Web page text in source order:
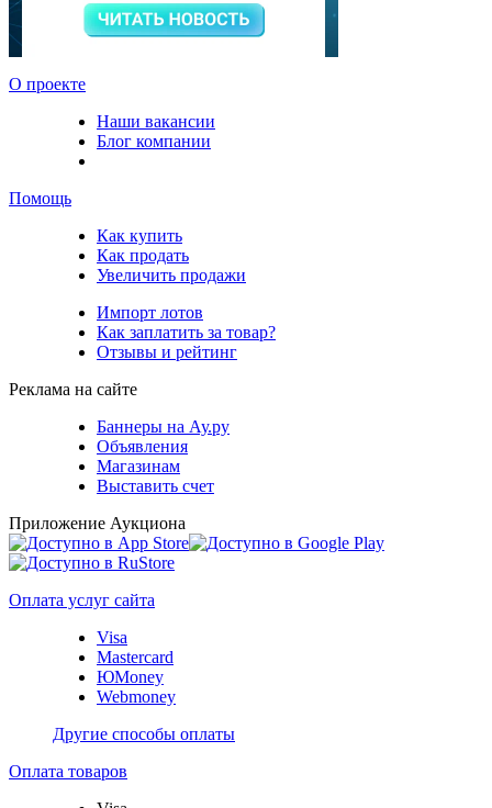
О проекте
Наши вакансии
Блог компании
Помощь
Как купить
Как продать
Увеличить продажи
Импорт лотов
Как заплатить за товар?
Отзывы и рейтинг
Реклама на сайте
Баннеры на Ау.ру
Объявления
Магазинам
Выставить счет
Приложение Аукциона
Оплата услуг сайта
Visa
Mastercard
ЮMoney
Webmoney
Другие способы оплаты
Оплата товаров